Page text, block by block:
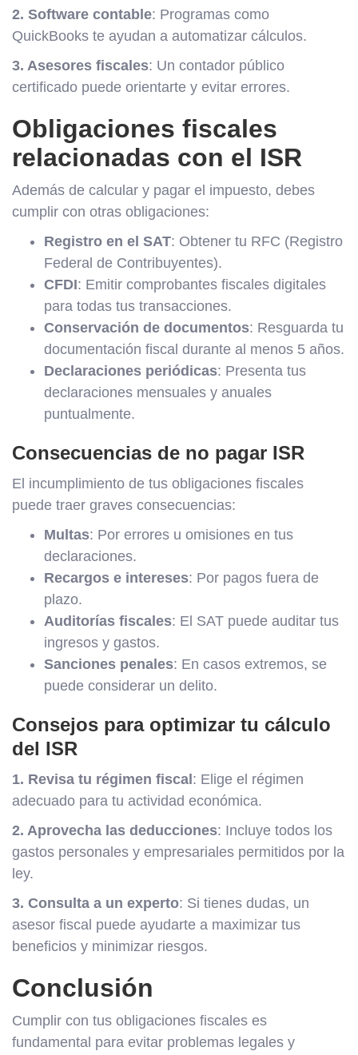
2. Software contable: Programas como
QuickBooks te ayudan a automatizar cálculos.
3. Asesores fiscales: Un contador público
certificado puede orientarte y evitar errores.
Obligaciones fiscales
relacionadas con el ISR
Además de calcular y pagar el impuesto, debes
cumplir con otras obligaciones:
Registro en el SAT: Obtener tu RFC (Registro
Federal de Contribuyentes).
CFDI: Emitir comprobantes fiscales digitales
para todas tus transacciones.
Conservación de documentos: Resguarda tu
documentación fiscal durante al menos 5 años.
Declaraciones periódicas: Presenta tus
declaraciones mensuales y anuales
puntualmente.
Consecuencias de no pagar ISR
El incumplimiento de tus obligaciones fiscales
puede traer graves consecuencias:
Multas: Por errores u omisiones en tus
declaraciones.
Recargos e intereses: Por pagos fuera de
plazo.
Auditorías fiscales: El SAT puede auditar tus
ingresos y gastos.
Sanciones penales: En casos extremos, se
puede considerar un delito.
Consejos para optimizar tu cálculo
del ISR
1. Revisa tu régimen fiscal : Elige el régimen
adecuado para tu actividad económica.
2. Aprovecha las deducciones: Incluye todos los
gastos personales y empresariales permitidos por la
ley.
3. Consulta a un experto: Si tienes dudas, un
asesor fiscal puede ayudarte a maximizar tus
beneficios y minimizar riesgos.
Conclusión
Cumplir con tus obligaciones fiscales es
fundamental para evitar problemas legales y